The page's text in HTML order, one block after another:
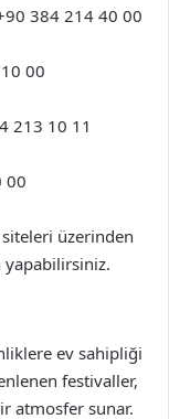
384 214 40 00
00
213 10 11
00
üzerinden
ev sahipliği
festivaller,
atmosfer sunar.